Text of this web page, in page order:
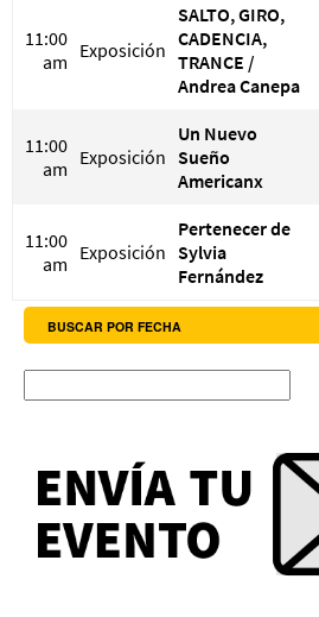
11:00
am Exposición
SALTO, GIRO,
CADENCIA,
TRANCE /
Andrea Canepa
11:00
am Exposición
Un Nuevo
Sueño
Americanx
11:00
am Exposición
Pertenecer de
Sylvia
Fernández
BUSCAR POR FECHA